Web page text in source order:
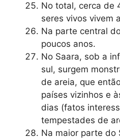
No total, cerca de
seres vivos vivem
Na parte central
poucos anos.
No Saara, sob a
sul, surgem
de areia, que
países vizinhos e
dias (fatos
tempestades de
Na maior parte do